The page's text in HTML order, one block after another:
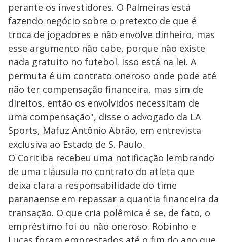
perante os investidores. O Palmeiras está
fazendo negócio sobre o pretexto de que é
troca de jogadores e não envolve dinheiro, mas
esse argumento não cabe, porque não existe
nada gratuito no futebol. Isso está na lei. A
permuta é um contrato oneroso onde pode até
não ter compensação financeira, mas sim de
direitos, então os envolvidos necessitam de
uma compensação", disse o advogado da LA
Sports, Mafuz Antônio Abrão, em entrevista
exclusiva ao Estado de S. Paulo.
O Coritiba recebeu uma notificação lembrando
de uma cláusula no contrato do atleta que
deixa clara a responsabilidade do time
paranaense em repassar a quantia financeira da
transação. O que cria polêmica é se, de fato, o
empréstimo foi ou não oneroso. Robinho e